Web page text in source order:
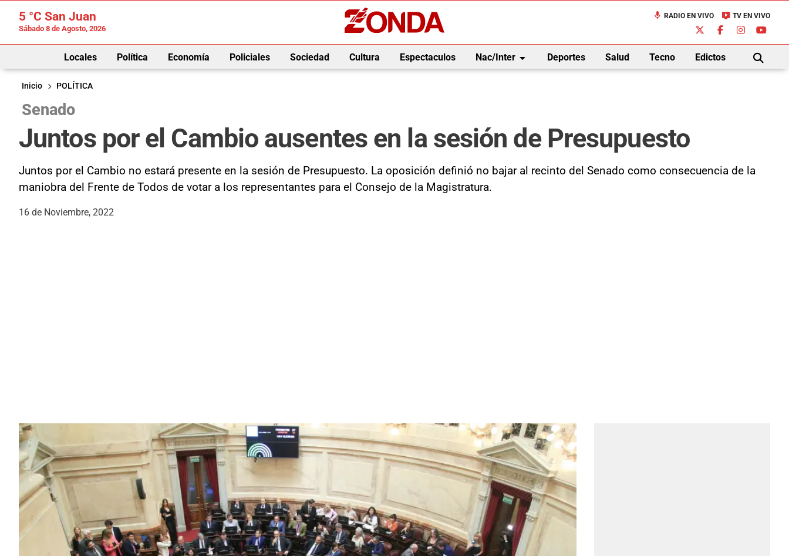
5 °C San Juan
Sábado 8 de Agosto, 2026
mic RADIO EN VIVO live_tv TV EN VIVO
Locales Política Economía Policiales Sociedad Cultura Espectaculos Nac/Interarrow_drop_down Deportes Salud Tecno Edictos
BUSCAR
Inicio
POLÍTICA
Senado
Juntos por el Cambio ausentes en la sesión de Presupuesto
Juntos por el Cambio no estará presente en la sesión de Presupuesto. La oposición definió no bajar al recinto del Senado como consecuencia de la
maniobra del Frente de Todos de votar a los representantes para el Consejo de la Magistratura.
16 de Noviembre, 2022